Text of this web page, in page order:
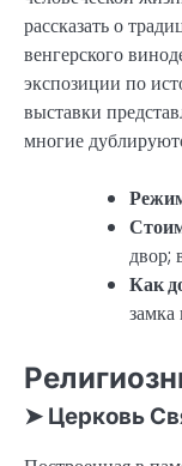
рассказать о
венгерского
экспозиции по
выставки
многие
двор;
Как
➤ Церковь